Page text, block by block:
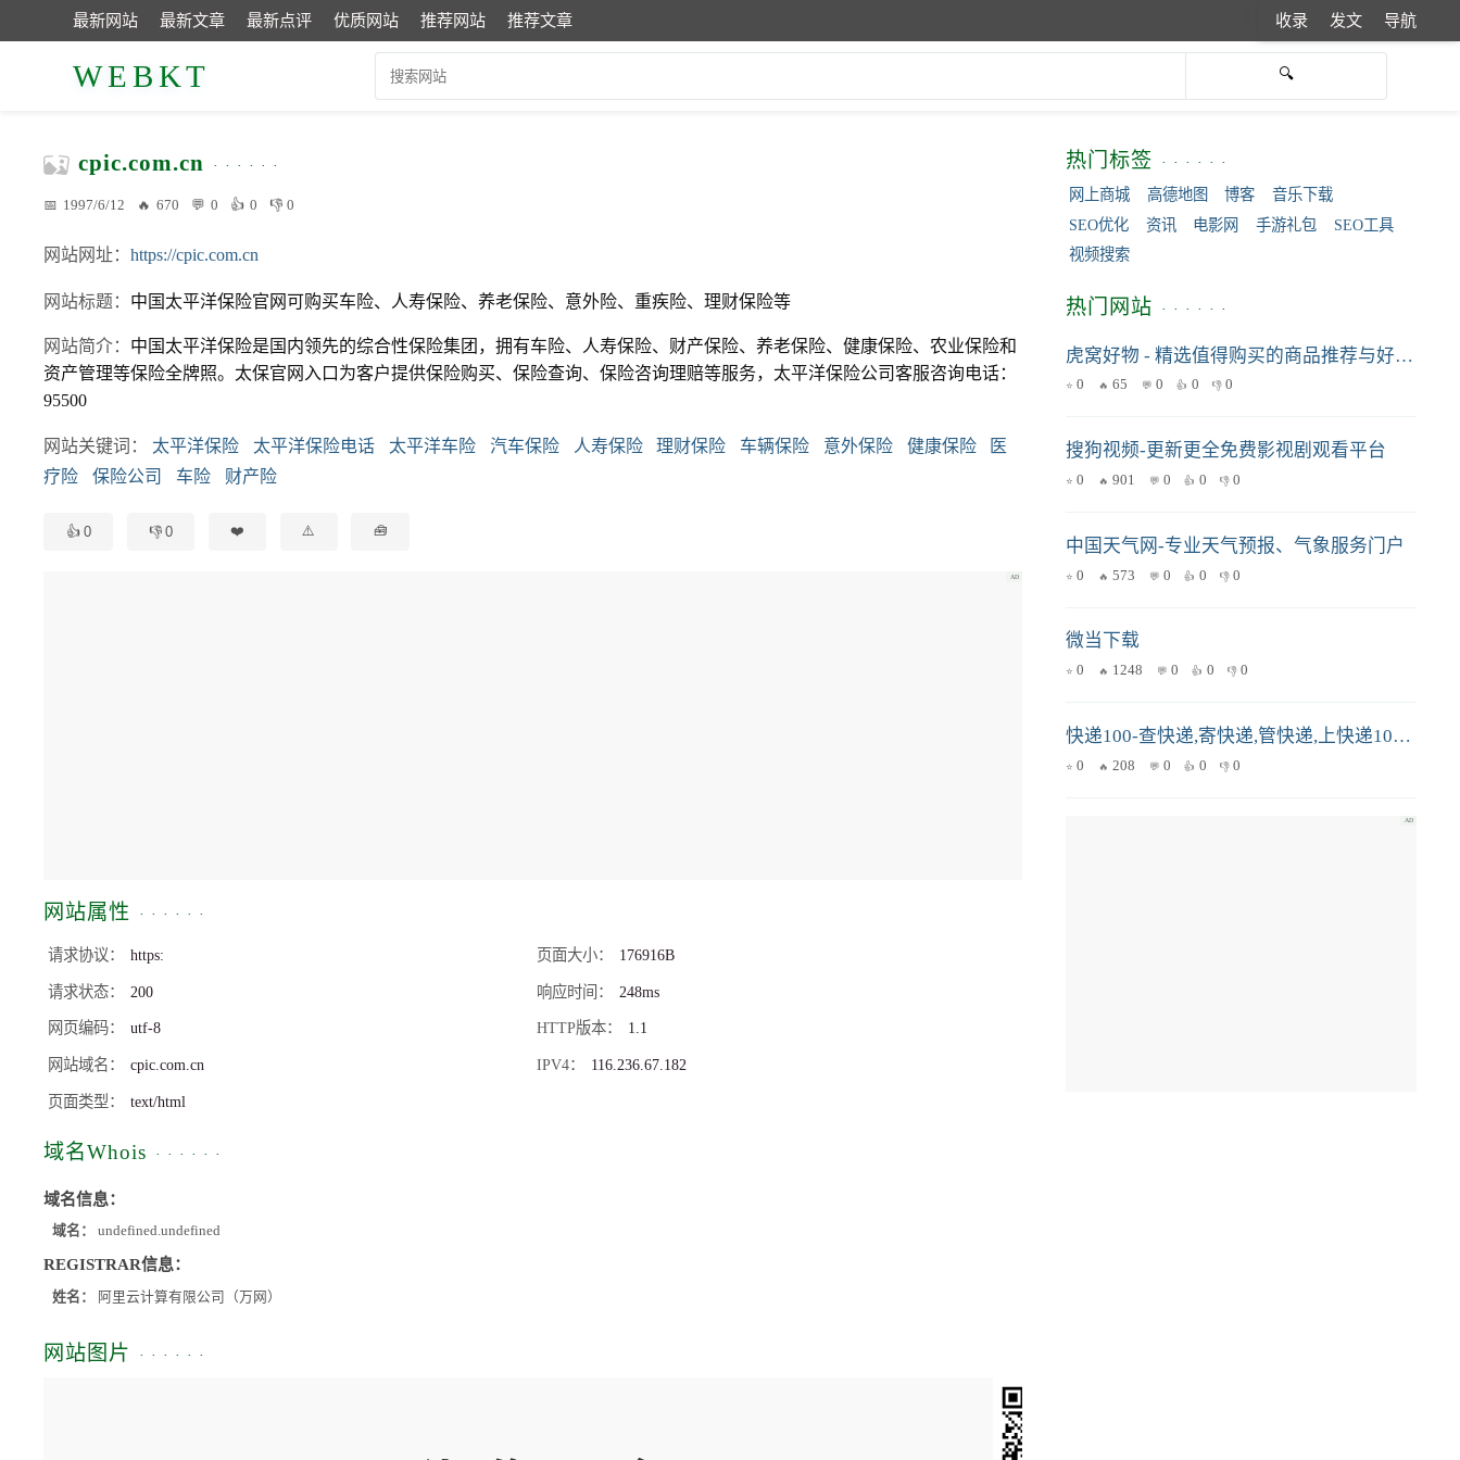
最新网站 最新文章 最新点评 优质网站 推荐网站 推荐文章 收录 发文 导航
WEBKT
cpic.com.cn
1997/6/12 670 0 0 0
网站网址 https://cpic.com.cn
网站标题 中国太平洋保险官网可购买车险、人寿保险、养老保险、意外险、重疾险、理财保险等
网站简介
中国太平洋保险是国内领先的综合性保险集团，拥有车险、人寿保险、财产保险、养老保险、健康保险、农业保险和
资产管理等保险全牌照。太保官网入口为客户提供保险购买、保险查询、保险咨询理赔等服务，太平洋保险公司客服咨询电话：
95500
网站关键词 太平洋保险 太平洋保险电话 太平洋车险 汽车保险 人寿保险 理财保险 车辆保险 意外保险 健康保险
医
疗险
保险公司 车险 财产险
0 0 🧰
网站属性
请求协议 https: 页面大小 176916B
请求状态 200 响应时间 248ms
网页编码 utf-8 HTTP版本 1.1
网站域名 cpic.com.cn IPV4 116.236.67.182
页面类型 text/html
域名Whois
域名信息：
域名： undefined.undefined
REGISTRAR信息：
姓名： 阿里云计算有限公司（万网）
网站图片
热门标签
网上商城 高德地图 博客
音乐下载
SEO优化
资讯 电影网 手游礼包
SEO工具
视频搜索
热门网站
虎窝好物 - 精选值得购买的商品推荐与好物指南
0 65 0 0 0
搜狗视频-更新更全免费影视剧观看平台
0 901 0 0 0
中国天气网-专业天气预报、气象服务门户
0 573 0 0 0
微当下载
0 1248 0 0 0
快递100-查快递,寄快递,管快递,上快递100,用百递云
0 208 0 0 0